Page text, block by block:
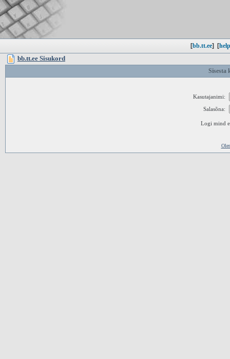
[bb.tt.ee] [
bb.tt.ee Sisukord
Sisesta
Kasutajanimi:
Salasõna:
Logi mind